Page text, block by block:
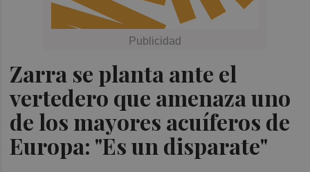
Zarra se planta ante el
vertedero que amenaza uno
de los mayores acuíferos de
Europa: "Es un disparate"